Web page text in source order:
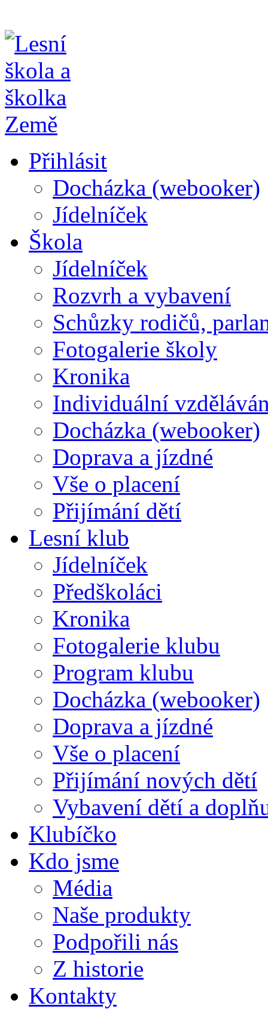
Přihlásit
Docházka (webooker)
Jídelníček
Škola
Jídelníček
Rozvrh a vybavení
Schůzky rodičů,
Fotogalerie školy
Kronika
Individuální
Docházka (webooker)
Doprava a jízdné
Vše o placení
Přijímání dětí
Lesní klub
Jídelníček
Předškoláci
Kronika
Fotogalerie klubu
Program klubu
Docházka (webooker)
Doprava a jízdné
Vše o placení
Přijímání nových dětí
Vybavení dětí a
Klubíčko
Kdo jsme
Média
Naše produkty
Podpořili nás
Z historie
Kontakty